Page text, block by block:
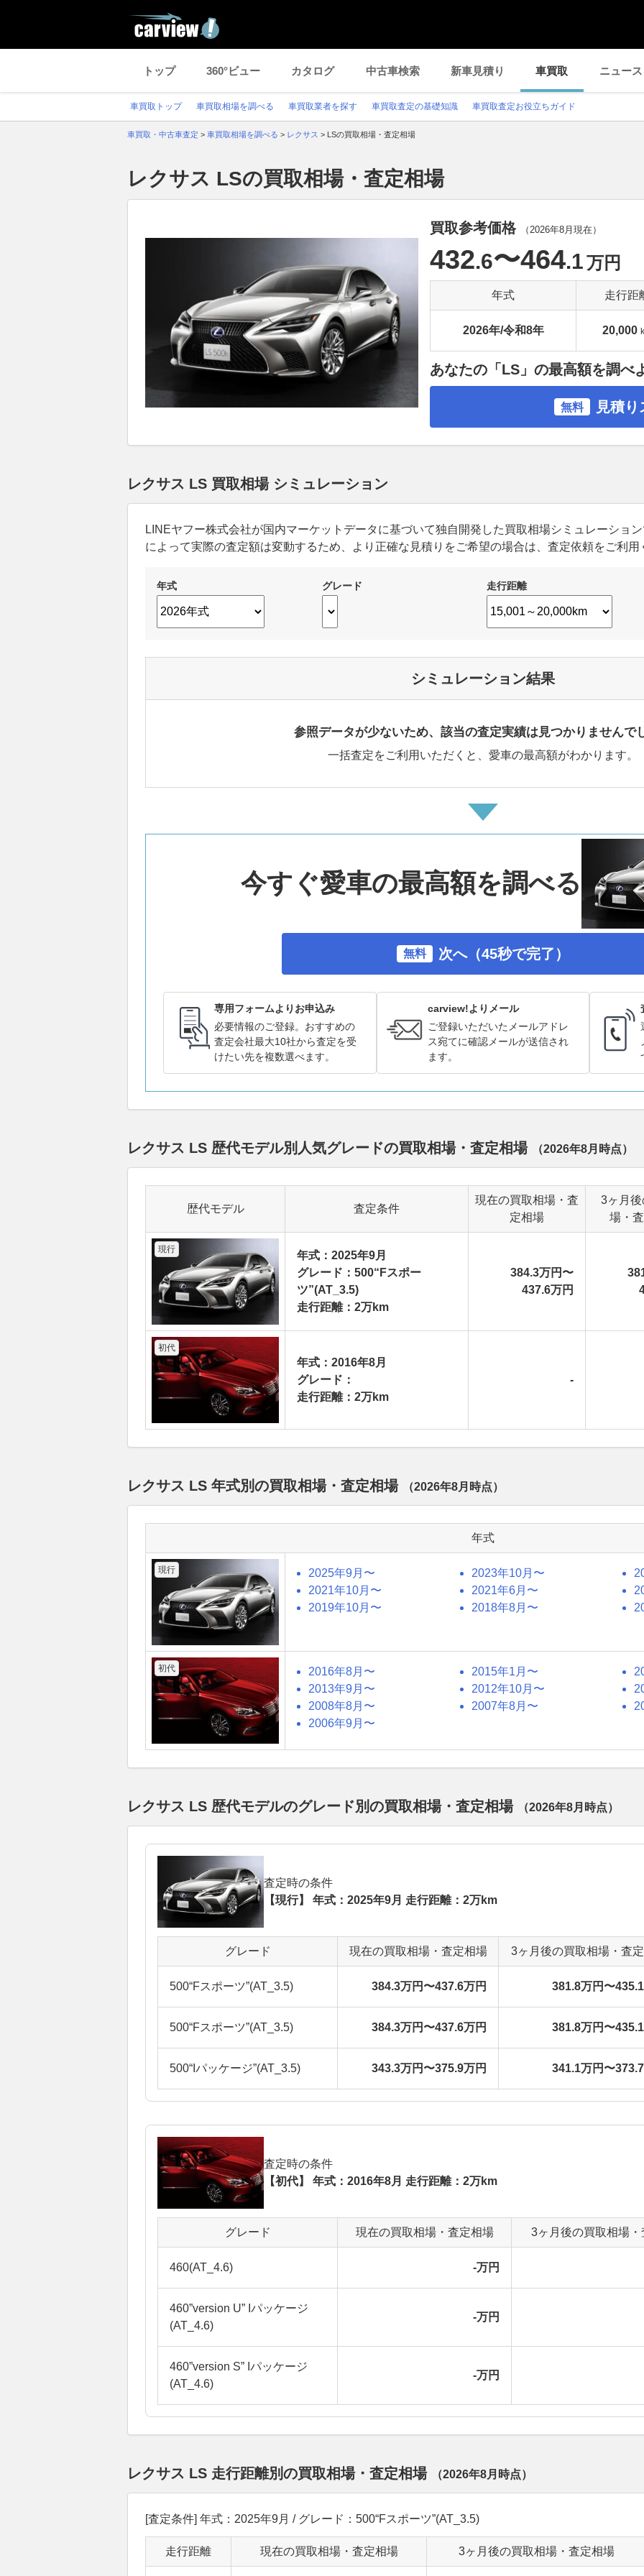
トップ 360°ビュー カタログ 中古車検索 新車見積り 車買取 ニュース
車買取トップ 車買取相場を調べる 車買取業者を探す 車買取査定の基礎知識 車買取査定お役立ちガイド
車買取・中古車査定 > 車買取相場を調べる > レクサス > LSの買取相場・査定相場
レクサス LSの買取相場・査定相場
買取参考価格 （2026年8月 現在）
432.6〜464.1万円
年式 走行距
2026年/令和8年 20,000
あなたの「LS」の最高額を調べ
無料 見積
レクサス LS 買取相場 シミュレーション
LINEヤフー株式会社が国内マーケットデータに基づいて独自開発した買取相場シミュレーショ
によって実際の査定額は変動するため、より正確な見積りをご希望の場合は、査定依頼をご利用
年式 グレード 走行距離
シミュレーション結果
参照データが少ないため、該当の査定実績は見つかりませんで
一括査定をご利用いただくと、愛車の最高額がわかります。
今すぐ愛車の最高額を調べる
無料 次へ（45秒で完了）
専用フォームよりお申込み
必要情報のご登録。おすすめの
査定会社最大10社から査定を受
けたい先を複数選べます。
carview!よりメール
ご登録いただいたメールアドレ
ス宛てに確認メールが送信され
ます。
レクサス LS 歴代モデル別人気グレードの買取相場・査定相場 （2026年8月 時点）
歴代モデル 査定条件
現在の買取相場・査
定相場
3ヶ月
場・
現行
年式：2025年9月
グレード：500“Fスポー
ツ”(AT_3.5)
走行距離：2万km
384.3万円〜
437.6万円
初代
年式：2016年8月
グレード：
走行距離：2万km
-
レクサス LS 年式別の買取相場・査定相場 （2026年8月 時点）
年式
現行 2025年9月〜 2023年10月〜
2021年10月〜
2021年6月〜
2019年10月〜
2018年8月〜
初代 2016年8月〜 2015年1月〜
2013年9月〜
2012年10月〜
2008年8月〜
2007年8月〜
2006年9月〜
レクサス LS 歴代モデルのグレード別の買取相場・査定相場 （2026年8月 時点）
査定時の条件
【現行】 年式：2025年9月 走行距離：2万km
グレード 現在の買取相場・査定相場 3ヶ月後の買取相場・査
500“Fスポーツ”(AT_3.5) 384.3万円〜437.6万円 381.8万円〜
500“Fスポーツ”(AT_3.5) 384.3万円〜437.6万円 381.8万円〜
500“Iパッケージ”(AT_3.5) 343.3万円〜375.9万円 341.1万円〜
査定時の条件
【初代】 年式：2016年8月 走行距離：2万km
グレード 現在の買取相場・査定相場 3ヶ月後の買取相場・
460(AT_4.6) -万円
460”version U” Iパッケージ
(AT_4.6)
-万円
460”version S” Iパッケージ
(AT_4.6)
-万円
レクサス LS 走行距離別の買取相場・査定相場 （2026年8月 時点）
[査定条件] 年式：2025年9月 / グレード：500“Fスポーツ”(AT_3.5)
走行距離 現在の買取相場・査定相場 3ヶ月後の買取相場・査定相場